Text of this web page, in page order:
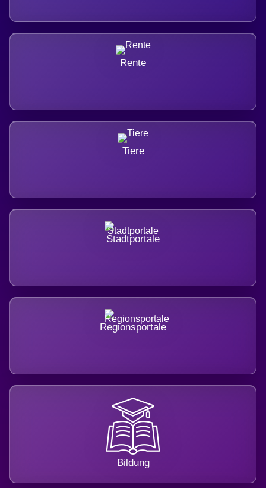
Rente
Tiere
Stadtportale
Regionsportale
Bildung